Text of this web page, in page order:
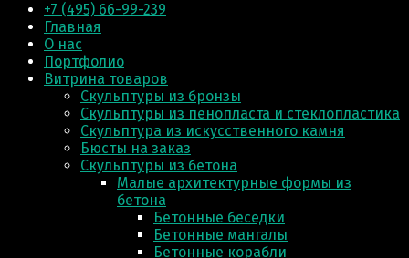
+7 (495) 66-99-239
Главная
О нас
Портфолио
Витрина товаров
Скульптуры из бронзы
Скульптуры из пенопласта и стеклопластика
Скульптура из искусственного камня
Бюсты на заказ
Скульптуры из бетона
Малые архитектурные формы из
бетона
Бетонные беседки
Бетонные мангалы
Бетонные корабли